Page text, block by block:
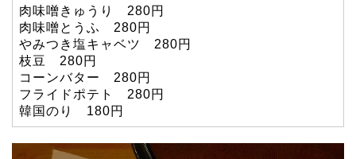
肉味噌きゅうり 280円
肉味噌とうふ 280円
やみつき塩キャベツ 280円
枝豆 280円
コーンバター 280円
フライドポテト 280円
韓国のり 180円